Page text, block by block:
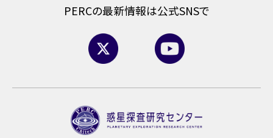
PERCの最新情報は公式SNSで